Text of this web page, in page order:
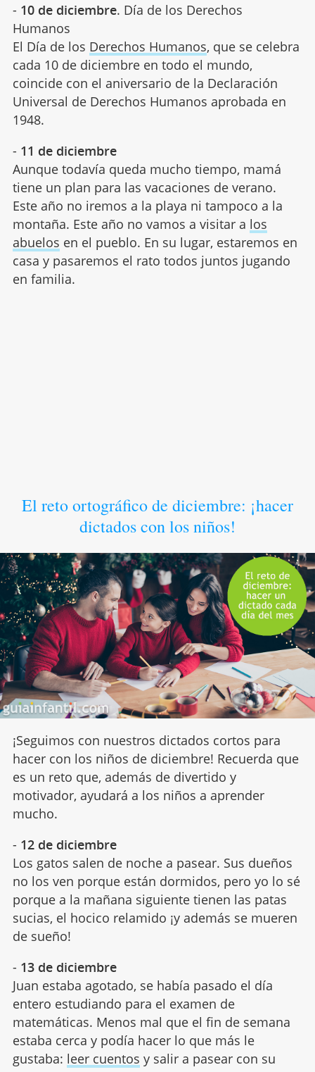
- 10 de diciembre. Día de los Derechos
Humanos
El Día de los Derechos Humanos, que se celebra
cada 10 de diciembre en todo el mundo,
coincide con el aniversario de la Declaración
Universal de Derechos Humanos aprobada en
1948.
- 11 de diciembre
Aunque todavía queda mucho tiempo, mamá
tiene un plan para las vacaciones de verano.
Este año no iremos a la playa ni tampoco a la
montaña. Este año no vamos a visitar a los
abuelos en el pueblo. En su lugar, estaremos en
casa y pasaremos el rato todos juntos jugando
en familia.
El reto ortográfico de diciembre: ¡hacer
dictados con los niños!
¡Seguimos con nuestros dictados cortos para
hacer con los niños de diciembre! Recuerda que
es un reto que, además de divertido y
motivador, ayudará a los niños a aprender
mucho.
- 12 de diciembre
Los gatos salen de noche a pasear. Sus dueños
no los ven porque están dormidos, pero yo lo sé
porque a la mañana siguiente tienen las patas
sucias, el hocico relamido ¡y además se mueren
de sueño!
- 13 de diciembre
Juan estaba agotado, se había pasado el día
entero estudiando para el examen de
matemáticas. Menos mal que el fin de semana
estaba cerca y podía hacer lo que más le
gustaba: leer cuentos y salir a pasear con su